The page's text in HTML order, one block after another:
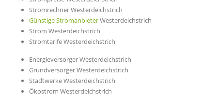
Stromrechner Westerdeichstrich
Günstige StromanbieterWesterdeichstrich
Strom Westerdeichstrich
Stromtarife Westerdeichstrich
Energieversorger Westerdeichstrich
Grundversorger Westerdeichstrich
Stadtwerke Westerdeichstrich
Ökostrom Westerdeichstrich